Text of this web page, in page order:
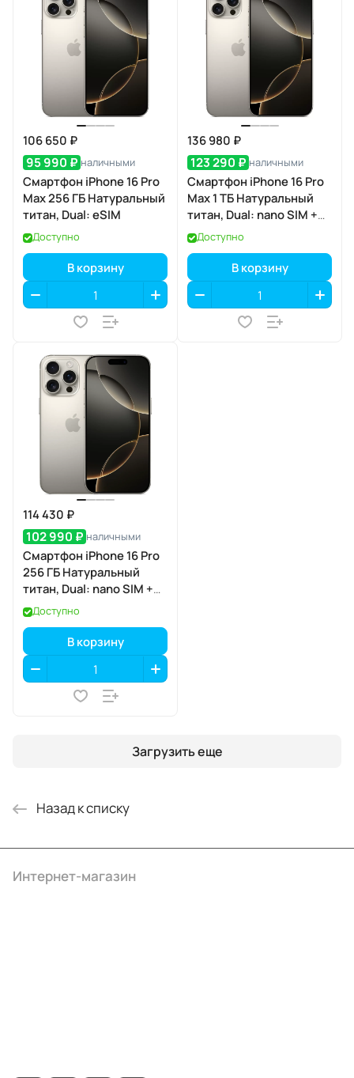
106 650 ₽
95 990 ₽ наличными
Смартфон iPhone 16 Pro
Max 256 ГБ Натуральный
титан, Dual: eSIM
Доступно
В корзину
136 980 ₽
123 290 ₽ наличными
Смартфон iPhone 16 Pro
Max 1 ТБ Натуральный
титан, Dual: nano SIM +
eSIM
Доступно
В корзину
114 430 ₽
102 990 ₽ наличными
Смартфон iPhone 16 Pro
256 ГБ Натуральный
титан, Dual: nano SIM +
eSIM
Доступно
В корзину
Загрузить еще
Назад к списку
Интернет-магазин